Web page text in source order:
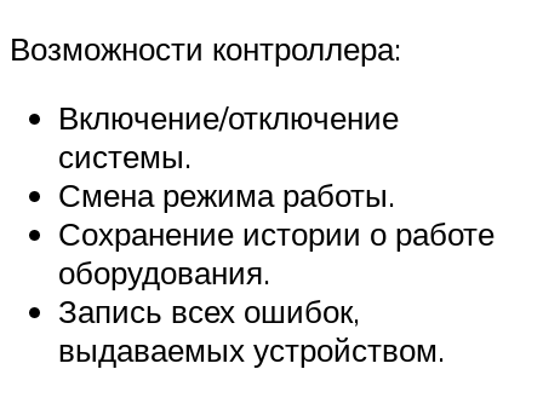
Возможности контроллера:
Включение/отключение
системы.
Смена режима работы.
Сохранение истории о работе
оборудования.
Запись всех ошибок,
выдаваемых устройством.